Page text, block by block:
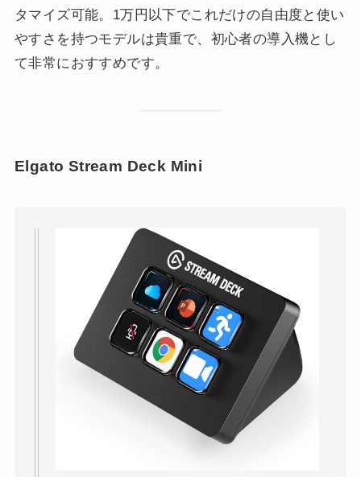
タマイズ可能。1万円以下でこれだけの自由度と使い
やすさを持つモデルは貴重で、初心者の導入機とし
て非常におすすめです。
Elgato Stream Deck Mini